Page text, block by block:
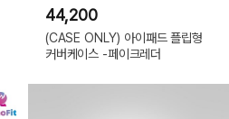
44,200
(CASE ONLY) 아이패드 플립형
커버케이스 -페이크레더